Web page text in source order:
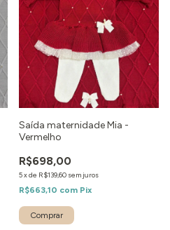
Saída maternidade Mia -
Vermelho
R$698,00
5xde R$139,60 sem juros
R$663,10 com Pix
Comprar